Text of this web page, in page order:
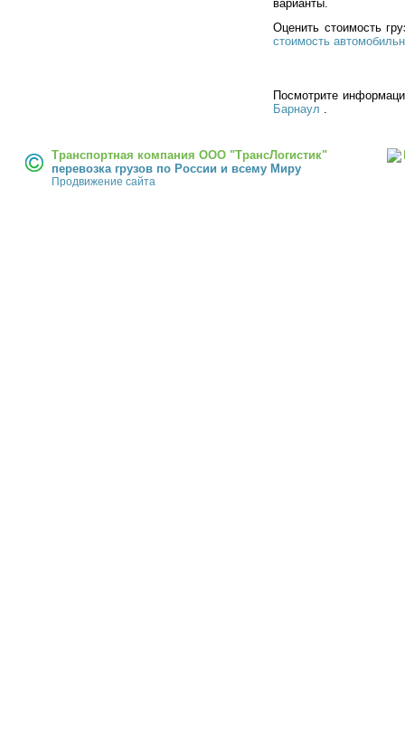
варианты.
Оценить стоимость
стоимость
Посмотрите
Барнаул .
Транспортная компания ООО "ТрансЛогистик"
перевозка грузов по России и всему Миру
Продвижение сайта